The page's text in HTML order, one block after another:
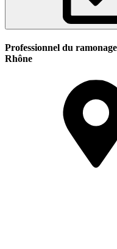
Professionnel du
Rhône